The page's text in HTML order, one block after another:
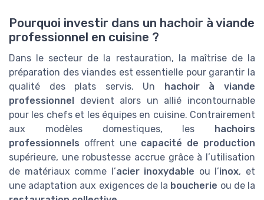
Pourquoi investir dans un hachoir à viande
professionnel en cuisine ?
Dans le secteur de la restauration, la maîtrise de la
préparation des viandes est essentielle pour garantir la
qualité des plats servis. Un
hachoir à viande
professionnel
devient alors un allié incontournable
pour les chefs et les équipes en cuisine. Contrairement
aux modèles domestiques, les
hachoirs
professionnels offrent une capacité de production
supérieure, une robustesse accrue grâce à l’utilisation
de matériaux comme l’acier inoxydable ou l’inox, et
une adaptation aux exigences de la boucherie ou de la